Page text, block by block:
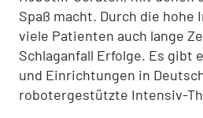
Spaß macht. Durch die
viele Patienten auch lange
Schlaganfall Erfolge. Es gibt
und Einrichtungen in
robotergestützte Intensiv-